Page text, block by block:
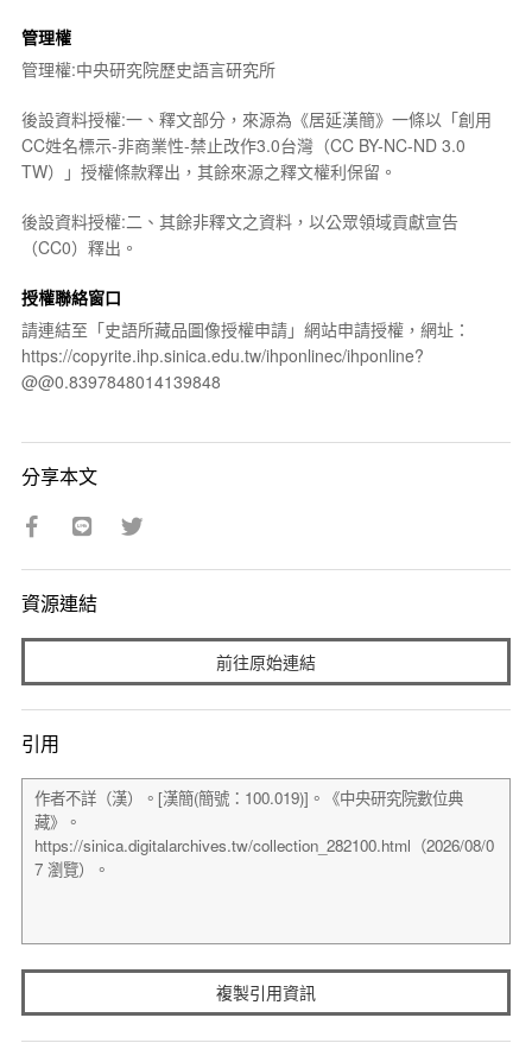
管理權
管理權:中央研究院歷史語言研究所
後設資料授權:一、釋文部分，來源為《居延漢簡》一條以「創用
CC姓名標示-非商業性-禁止改作3.0台灣（CC BY-NC-ND 3.0
TW）」授權條款釋出，其餘來源之釋文權利保留。
後設資料授權:二、其餘非釋文之資料，以公眾領域貢獻宣告
（CC0）釋出。
授權聯絡窗口
請連結至「史語所藏品圖像授權申請」網站申請授權，網址：
https://copyrite.ihp.sinica.edu.tw/ihponlinec/ihponline?
@@0.8397848014139848
分享本文
資源連結
前往原始連結
引用
複製引用資訊